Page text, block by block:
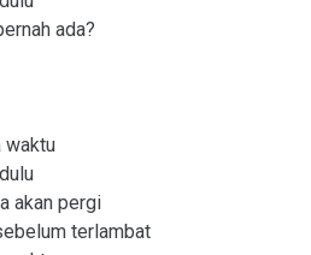
ada?
waktu
akan pergi
terlambat